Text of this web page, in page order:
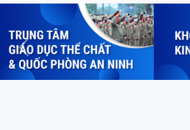
Previous